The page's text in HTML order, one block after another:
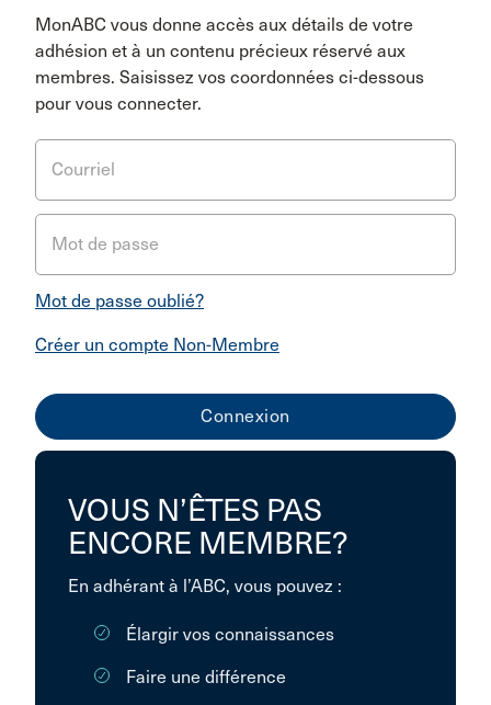
MonABC vous donne accès aux détails de votre
adhésion et à un contenu précieux réservé aux
membres. Saisissez vos coordonnées ci-dessous
pour vous connecter.
Courriel
Mot de passe
Mot de passe oublié?
Créer un compte Non-Membre
VOUS N’ÊTES PAS
ENCORE MEMBRE?
En adhérant à l’ABC, vous pouvez :
Élargir vos connaissances
Faire une différence